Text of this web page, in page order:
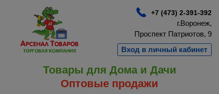
+7 (473) 2-391-392
г.Воронеж,
Проспект Патриотов, 9
Вход в личный кабинет
Товары для Дома и Дачи
Оптовые продажи